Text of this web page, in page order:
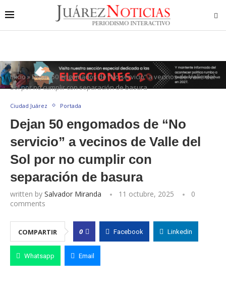
Inicio»Dejan 50 engomados de “No servicio” a vecinos de Valle del
Sol por no cumplir con separación de basura
Ciudad Juárez Portada
Dejan 50 engomados de “No
servicio” a vecinos de Valle del
Sol por no cumplir con
separación de basura
written by Salvador Miranda 11 octubre, 2025
0
comments
COMPARTIR 0 Facebook Linkedin
Whatsapp Email